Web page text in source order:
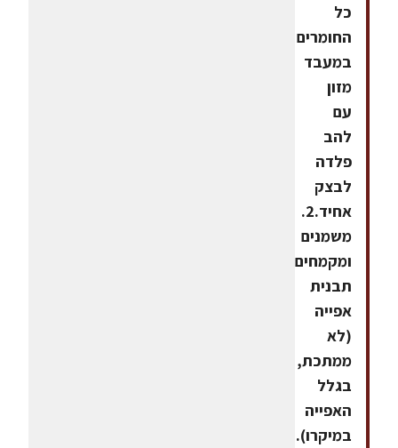
כל
החומרים
במעבד
מזון
עם
להב
פלדה
לבצק
אחיד.2.
משמנים
ומקמחים
תבנית
אפייה
(לא
ממתכת,
בגלל
האפייה